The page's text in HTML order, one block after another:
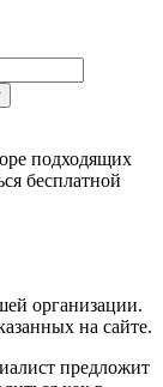
подходящих
бесплатной
организации.
на сайте.
предложит